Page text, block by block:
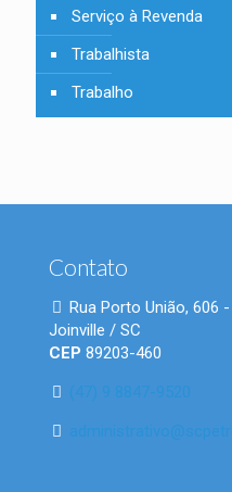
Serviço à Revenda
Trabalhista
Trabalho
Contato
Rua Porto União, 606
Joinville / SC
CEP 89203-460
(47) 9 8847-9520